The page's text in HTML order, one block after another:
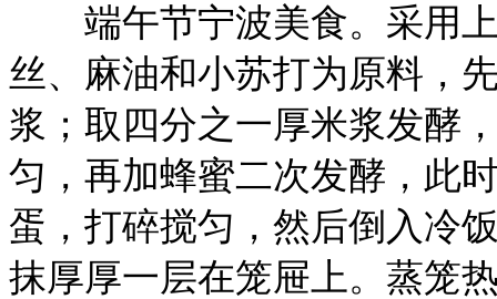
端午节宁波美食。采用上
丝、麻油和小苏打为原料，
浆；取四分之一厚米浆发酵
匀，再加蜂蜜二次发酵，此
蛋，打碎搅匀，然后倒入冷
抹厚厚一层在笼屉上。蒸笼